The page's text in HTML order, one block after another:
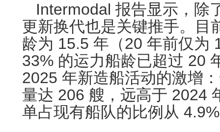
Intermodal 报告显示，除
更新换代也是关键推手。目
龄为 15.5 年（20 年前仅为
33% 的运力船龄已超过 20
2025 年新造船活动的激增
量达 206 艘，远高于 2024
单占现有船队的比例从